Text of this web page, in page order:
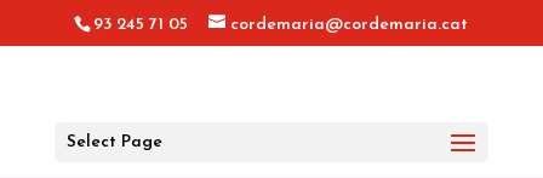
93 245 71 05 cordemaria@cordemaria.cat
Select Page